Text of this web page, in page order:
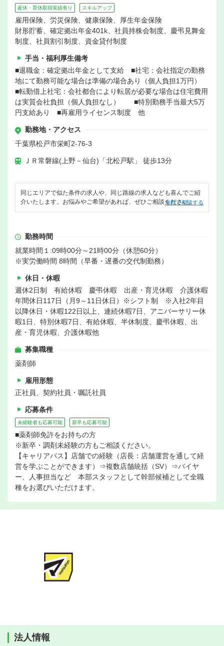
産休・育休取得実績有り スキルアップ
雇用保険、労災保険、健康保険、厚生年金保険
財形貯蓄、確定拠出年金401k、社員持株会制度、慶弔見舞金
制度、社員割引制度、資金貸付制度
手当・福利厚生備考
■退職金：確定拠出年金として支給 ■社宅：会社指定の勤務
地にて勤務可能な場合は準備の場合あり（個人負担1万円）
■転勤借上社宅：会社都合により転居が必要な場合は住宅費用
は実質会社負担（個人負担なし） ■特別勤務手当最大5万
円支給あり ■再雇用ライセンス制度 他
勤務地・アクセス
千葉県松戸市栄町2-76-3
ＪＲ常磐線(上野－仙台)「北松戸駅」 徒歩13分
同じエリアで似た条件の求人や、同じ路線の求人なども喜んでご紹
介いたします。お悩みやご希望があれば、ぜひご相談ください。
無料で相談する
勤務時間
就業時間１:09時00分～21時00分（休憩60分）
※実労働時間 8時間（早番・遅番の交代制勤務）
休日・休暇
週休2日制 有給休暇 慶弔休暇 出産・育児休暇 介護休暇
年間休日117日（月9～11日休日）※シフト制 ※入社2年目
以降休日・休暇122日以上、連続休暇7日、アニバーサリー休
暇1日、特別休暇7日、有給休暇、半休制度、慶弔休暇、出
産・育児休暇、介護休暇他
募集職種
薬剤師
雇用形態
正社員、契約社員・嘱託社員
応募条件
未経験者も応募可能 新卒も応募可能
■薬剤師免許をお持ちの方
※新卒・調剤未経験の方もご相談ください。
【キャリアパス】店舗での経験（店長：店舗運営を通して経
営を学ぶことができます）⇒複数店舗統括（SV）⇒バイヤ
ー、人事担当など 本部スタッフとして幹部候補として全職
種をお選びいただけます。
法人情報